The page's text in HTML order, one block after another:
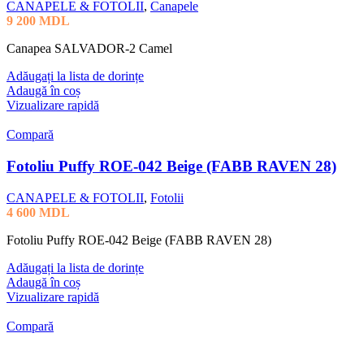
CANAPELE & FOTOLII, Canapele
9 200 MDL
Canapea SALVADOR-2 Camel
Adăugați la lista de dorințe
Adaugă în coș
Vizualizare rapidă
Compară
Fotoliu Puffy ROE-042 Beige (FABB RAVEN 28)
CANAPELE & FOTOLII, Fotolii
4 600 MDL
Fotoliu Puffy ROE-042 Beige (FABB RAVEN 28)
Adăugați la lista de dorințe
Adaugă în coș
Vizualizare rapidă
Compară